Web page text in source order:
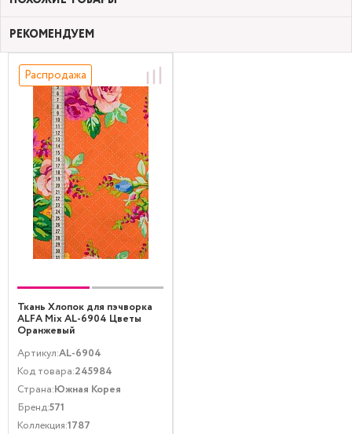
РЕКОМЕНДУЕМ
Распродажа
Ткань Хлопок для пэчворка
ALFA Mix AL-6904 Цветы
Оранжевый
Артикул:AL-6904
Код товара:245984
Страна:Южная Корея
Бренд:571
Коллекция:1787